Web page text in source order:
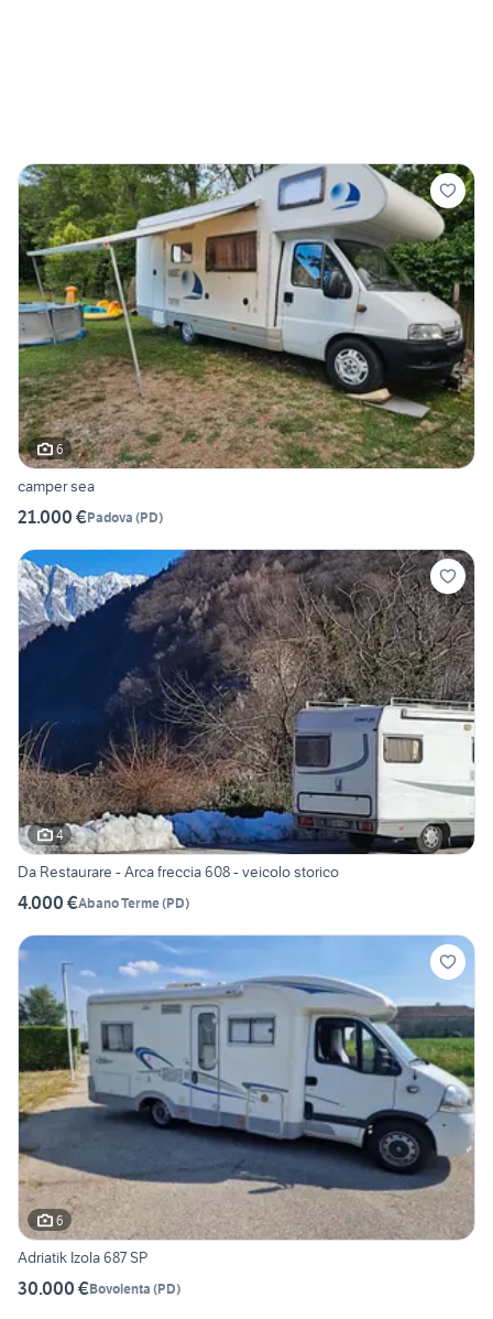
6
camper sea
21.000 €Padova (PD)
4
Da Restaurare - Arca freccia 608 - veicolo storico
4.000 €Abano Terme(PD)
6
Adriatik Izola 687 SP
30.000 €Bovolenta (PD)